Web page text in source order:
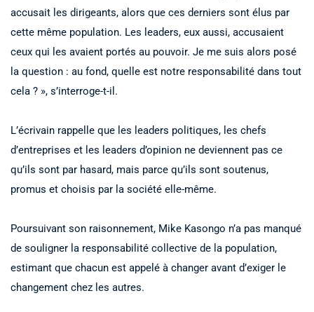
accusait les dirigeants, alors que ces derniers sont élus par
cette même population. Les leaders, eux aussi, accusaient
ceux qui les avaient portés au pouvoir. Je me suis alors posé
la question : au fond, quelle est notre responsabilité dans tout
cela ? », s’interroge-t-il.
L’écrivain rappelle que les leaders politiques, les chefs
d’entreprises et les leaders d’opinion ne deviennent pas ce
qu’ils sont par hasard, mais parce qu’ils sont soutenus,
promus et choisis par la société elle-même.
Poursuivant son raisonnement, Mike Kasongo n’a pas manqué
de souligner la responsabilité collective de la population,
estimant que chacun est appelé à changer avant d’exiger le
changement chez les autres.